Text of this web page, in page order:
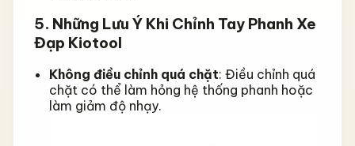
5. Những Lưu Ý Khi Chỉnh Tay Phanh Xe
Đạp Kiotool
Không điều chỉnh quá chặt: Điều chỉnh quá
chặt có thể làm hỏng hệ thống phanh hoặc
làm giảm độ nhạy.